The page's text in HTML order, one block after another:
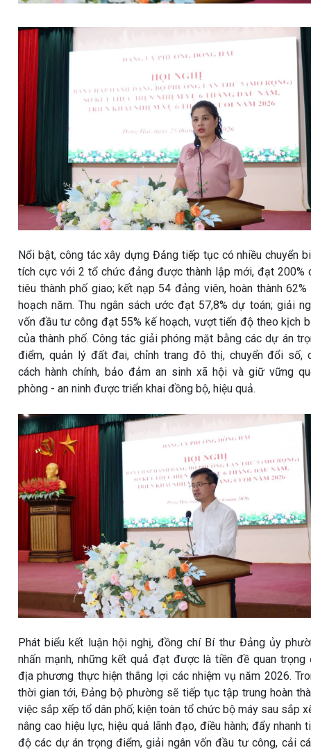
Nổi bật, công tác xây dựng Đảng tiếp tục có nhiều chuyển
tích cực với 2 tổ chức đảng được thành lập mới, đạt 200%
tiêu thành phố giao; kết nạp 54 đảng viên, hoàn thành 62%
hoạch năm. Thu ngân sách ước đạt 57,8% dự toán; giải
vốn đầu tư công đạt 55% kế hoạch, vượt tiến độ theo kịch
của thành phố. Công tác giải phóng mặt bằng các dự án
điểm, quản lý đất đai, chỉnh trang đô thị, chuyển đổi số,
cách hành chính, bảo đảm an sinh xã hội và giữ vững
phòng - an ninh được triển khai đồng bộ, hiệu quả.
Phát biểu kết luận hội nghị, đồng chí Bí thư Đảng ủy
nhấn mạnh, những kết quả đạt được là tiền đề quan trọng
địa phương thực hiện thắng lợi các nhiệm vụ năm 2026.
thời gian tới, Đảng bộ phường sẽ tiếp tục tập trung hoàn
việc sắp xếp tổ dân phố; kiện toàn tổ chức bộ máy sau sắp
nâng cao hiệu lực, hiệu quả lãnh đạo, điều hành; đẩy nhanh
độ các dự án trọng điểm, giải ngân vốn đầu tư công, cải